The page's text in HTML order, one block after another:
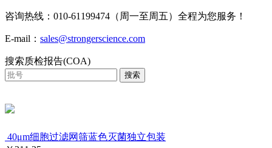
咨询热线：010-61199474（周一至周五）全程为您服务！
E-mail： sales@strongerscience.com
搜索质检报告(COA)
搜索
40μm细胞过滤网筛蓝色灭菌独立包装